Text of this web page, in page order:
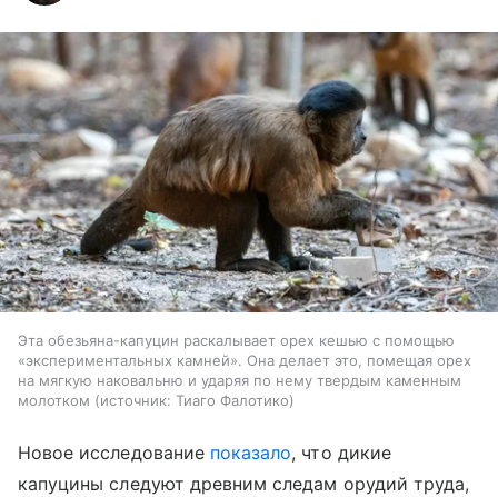
Эта обезьяна-капуцин раскалывает орех кешью с помощью
«экспериментальных камней». Она делает это, помещая орех
на мягкую наковальню и ударяя по нему твердым каменным
молотком
источник: Тиаго Фалотико
Новое исследование показало, что дикие
капуцины следуют древним следам орудий труда,